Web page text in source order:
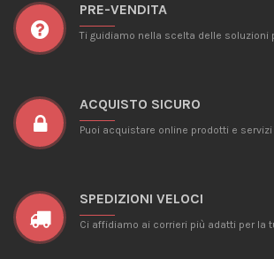
PRE-VENDITA
Ti guidiamo nella scelta delle soluzioni
ACQUISTO SICURO
Puoi acquistare online prodotti e servizi
SPEDIZIONI VELOCI
Ci affidiamo ai corrieri più adatti per la